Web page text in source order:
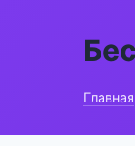
Главная